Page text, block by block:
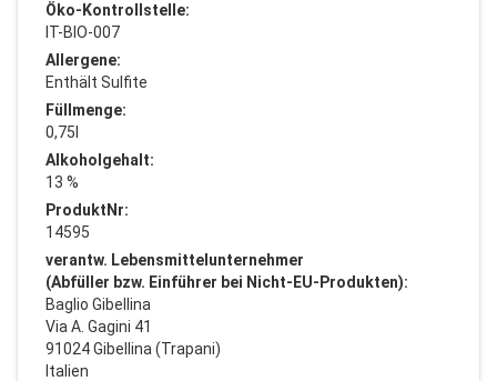
Öko-Kontrollstelle:
IT-BIO-007
Allergene:
Enthält Sulfite
Füllmenge:
0,75l
Alkoholgehalt:
13 %
ProduktNr:
14595
verantw. Lebensmittelunternehmer
(Abfüller bzw. Einführer bei Nicht-EU-Produkten):
Baglio Gibellina
Via A. Gagini 41
91024 Gibellina (Trapani)
Italien